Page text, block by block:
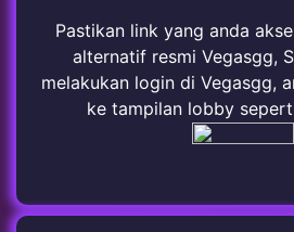
Pastikan link yang anda
alternatif resmi Vegasgg,
melakukan login di Vegasgg,
ke tampilan lobby